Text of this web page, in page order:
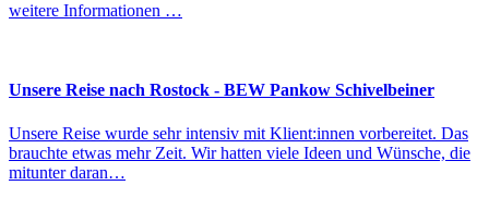
weitere Informationen …
Unsere Reise nach Rostock - BEW Pankow Schivelbeiner
Unsere Reise wurde sehr intensiv mit Klient:innen vorbereitet. Das
brauchte etwas mehr Zeit. Wir hatten viele Ideen und Wünsche, die
mitunter daran…